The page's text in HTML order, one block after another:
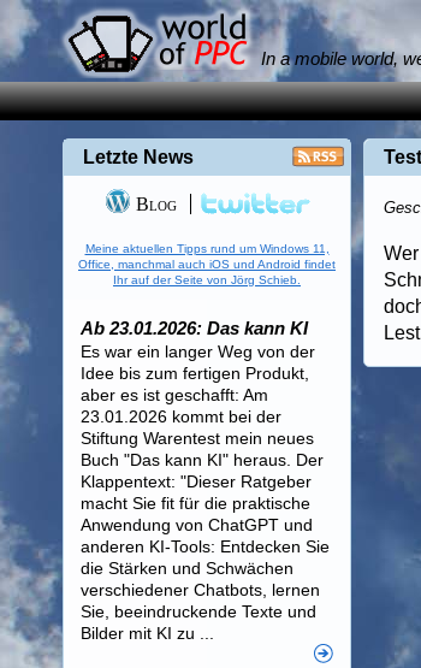
In a mobile world,
Letzte News
Blog
Meine aktuellen Tipps rund um Windows 11,
Office, manchmal auch iOS und Android findet
Ihr auf der Seite von Jörg Schieb.
Ab 23.01.2026: Das kann KI
Es war ein langer Weg von der
Idee bis zum fertigen Produkt,
aber es ist geschafft: Am
23.01.2026 kommt bei der
Stiftung Warentest mein neues
Buch "Das kann KI" heraus. Der
Klappentext: "Dieser Ratgeber
macht Sie fit für die praktische
Anwendung von ChatGPT und
anderen KI-Tools: Entdecken Sie
die Stärken und Schwächen
verschiedener Chatbots, lernen
Sie, beeindruckende Texte und
Bilder mit KI zu ...